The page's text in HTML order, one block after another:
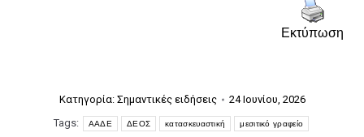
Εκτύπωση
Κατηγορία: Σημαντικές ειδήσεις
24 Ιουνίου, 2026
Tags:
ΑΑΔΕ ΔΕΟΣ κατασκευαστική μεσιτικό γραφείο